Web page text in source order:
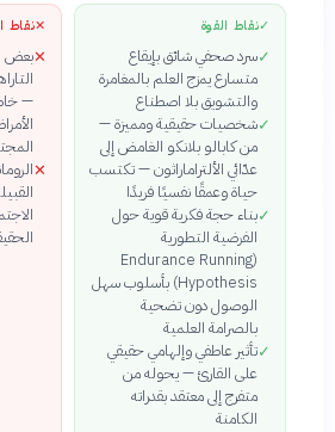
✓نقاط القوة
✓سرد صحفي شائق بإيقاع
متسارع يمزج العلم بالمغامرة
والتشويق بلا اصطناع
✓شخصيات حقيقية ومميزة —
من كابالو بلانكو الغامض إلى
عدّائي الألتراماراثون — تكتسب
حياة وعمقًا نفسيًا فريدًا
✓بناء حجة فكرية قوية حول
الفرضية التطورية
(Endurance Running
Hypothesis) بأسلوب سهل
الوصول دون تضحية
بالصرامة العلمية
✓تأثير عاطفي وإلهامي حقيقي
على القارئ — يحوله من
متفرج إلى معتقد بقدراته
الكامنة
✕نقاط
✕بعض
—
✕